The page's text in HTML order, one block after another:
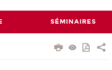
SÉMINAIRES